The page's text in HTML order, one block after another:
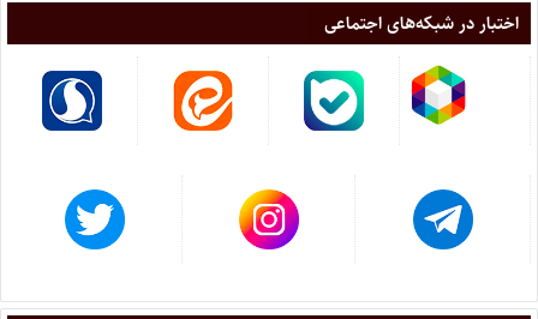
اختبار در شبکه‌های اجتماعی